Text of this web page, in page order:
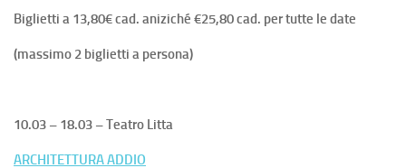
Biglietti a 13,80€ cad. aniziché €25,80 cad. per tutte le date
(massimo 2 biglietti a persona)
10.03 – 18.03 – Teatro Litta
ARCHITETTURA ADDIO